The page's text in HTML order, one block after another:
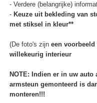
- Verdere (belangrijke)
- Keuze uit bekleding van
met stiksel in kleur**
(De foto's zijn een voorbeeld
willekeurig interieur
NOTE: Indien er in uw auto
armsteun gemonteerd is
monteren!!!